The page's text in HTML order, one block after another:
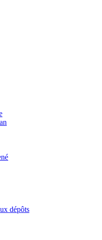
dépôts